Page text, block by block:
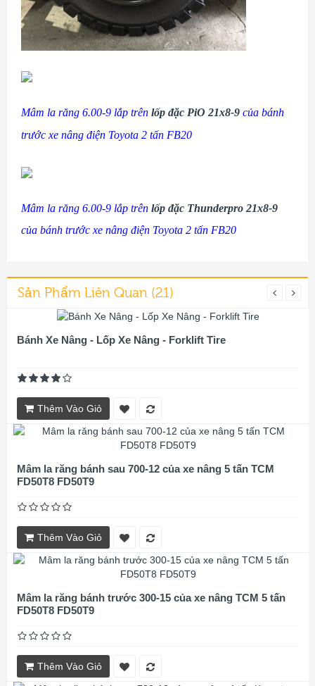
Mâm la răng 6.00-9 lắp trên lốp đặc PiO 21x8-9 của bánh
trước xe nâng điện Toyota 2 tấn FB20
Mâm la răng 6.00-9 lắp trên lốp đặc Thunderpro 21x8-9
của bánh trước xe nâng điện Toyota 2 tấn FB20
Sản Phẩm Liên Quan (21)
Bánh Xe Nâng - Lốp Xe Nâng - Forklift Tire
Thêm Vào Giỏ
Mâm la răng bánh sau 700-12 của xe nâng 5 tấn TCM
FD50T8 FD50T9
Thêm Vào Giỏ
Mâm la răng bánh trước 300-15 của xe nâng TCM 5 tấn
FD50T8 FD50T9
Thêm Vào Giỏ